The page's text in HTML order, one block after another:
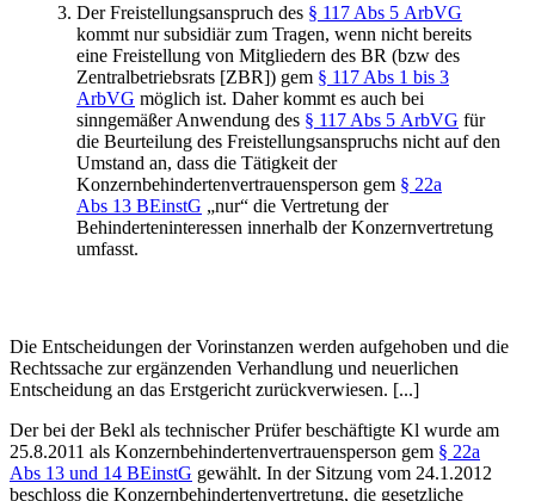
Der Freistellungsanspruch des § 117 Abs 5 ArbVG
kommt nur subsidiär zum Tragen, wenn nicht bereits
eine Freistellung von Mitgliedern des BR (bzw des
Zentralbetriebsrats [ZBR]) gem § 117 Abs 1 bis 3
ArbVG möglich ist. Daher kommt es auch bei
sinngemäßer Anwendung des § 117 Abs 5 ArbVG für
die Beurteilung des Freistellungsanspruchs nicht auf den
Umstand an, dass die Tätigkeit der
Konzernbehindertenvertrauensperson gem § 22a
Abs 13 BEinstG „nur“ die Vertretung der
Behinderteninteressen innerhalb der Konzernvertretung
umfasst.
Die Entscheidungen der Vorinstanzen werden aufgehoben und die
Rechtssache zur ergänzenden Verhandlung und neuerlichen
Entscheidung an das Erstgericht zurückverwiesen. [...]
Der bei der Bekl als technischer Prüfer beschäftigte Kl wurde am
25.8.2011 als Konzernbehindertenvertrauensperson gem § 22a
Abs 13 und 14 BEinstG gewählt. In der Sitzung vom 24.1.2012
beschloss die Konzernbehindertenvertretung, die gesetzliche